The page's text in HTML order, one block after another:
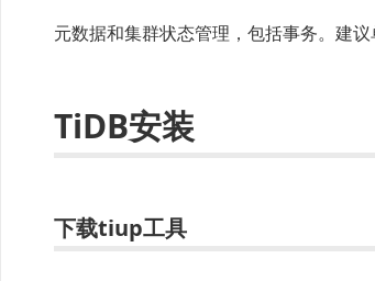
元数据和集群状态管理，包括事务。建议
TiDB安装
下载tiup工具